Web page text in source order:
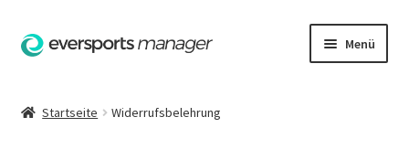
Zur
Navigation
Zum
Inhalt
Menü
Startseite Widerrufsbelehrung